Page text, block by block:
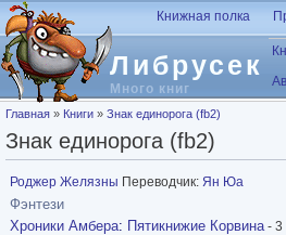
Перейти к основному содержанию
Либрусек
Много книг
Книжная полка
Вы здесь
Главная » Книги » Знак единорога (fb2)
Знак единорога (fb2)
Роджер Желязны Переводчик: Ян Юа
Фэнтези
Хроники Амбера: Пятикнижие Корвина- 3